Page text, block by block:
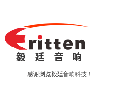
感谢浏览毅廷音响科技！